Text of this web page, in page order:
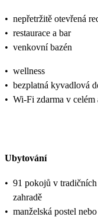
• nepřetržitě otevřená
• restaurace a bar
• venkovní bazén
• wellness
• bezplatná kyvadlová
• Wi-Fi zdarma v celém
Ubytování
• 91 pokojů v
zahradě
• manželská postel